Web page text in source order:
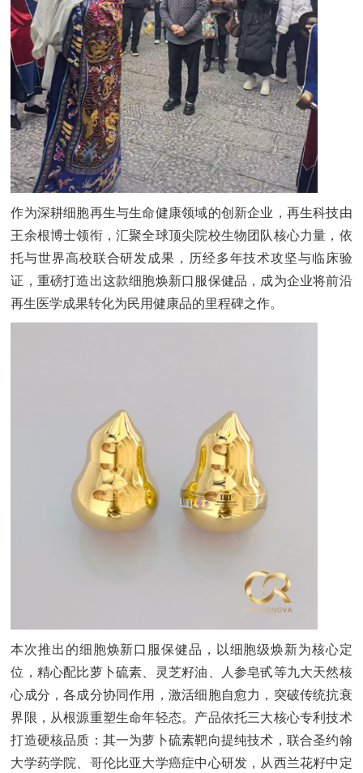
作为深耕细胞再生与生命健康领域的创新企业，再生科技由
王余根博士领衔，汇聚全球顶尖院校生物团队核心力量，依
托与世界高校联合研发成果，历经多年技术攻坚与临床验
证，重磅打造出这款细胞焕新口服保健品，成为企业将前沿
再生医学成果转化为民用健康品的里程碑之作。
本次推出的细胞焕新口服保健品，以细胞级焕新为核心定
位，精心配比萝卜硫素、灵芝籽油、人参皂甙等九大天然核
心成分，各成分协同作用，激活细胞自愈力，突破传统抗衰
界限，从根源重塑生命年轻态。产品依托三大核心专利技术
打造硬核品质：其一为萝卜硫素靶向提纯技术，联合圣约翰
大学药学院、哥伦比亚大学癌症中心研发，从西兰花籽中定